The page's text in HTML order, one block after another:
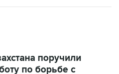
по борьбе с